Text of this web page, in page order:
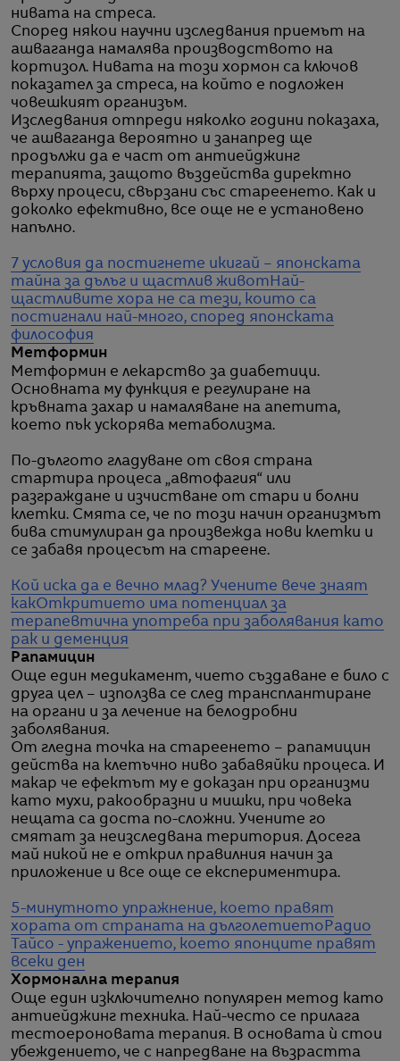
нивата на стреса.
Според някои научни изследвания приемът на
ашваганда намалява производството на
кортизол. Нивата на този хормон са ключов
показател за стреса, на който е подложен
човешкият организъм.
Изследвания отпреди няколко години показаха,
че ашваганда вероятно и занапред ще
продължи да е част от антиейджинг
терапията, защото въздейства директно
върху процеси, свързани със стареенето. Как и
доколко ефективно, все още не е установено
напълно.
7 условия да постигнете икигай – японската
тайна за дълъг и щастлив живот Най-
щастливите хора не са тези, които са
постигнали най-много, според японската
философия
Метформин
Метформин е лекарство за диабетици.
Основната му функция е регулиране на
кръвната захар и намаляване на апетита,
което пък ускорява метаболизма.
По-дългото гладуване от своя страна
стартира процеса „автофагия“ или
разграждане и изчистване от стари и болни
клетки. Смята се, че по този начин организмът
бива стимулиран да произвежда нови клетки и
се забавя процесът на стареене.
Кой иска да е вечно млад? Учените вече знаят
какОткритието има потенциал за
терапевтична употреба при заболявания като
рак и деменция
Рапамицин
Още един медикамент, чието създаване е било с
друга цел – използва се след трансплантиране
на органи и за лечение на белодробни
заболявания.
От гледна точка на стареенето – рапамицин
действа на клетъчно ниво забавяйки процеса. И
макар че ефектът му е доказан при организми
като мухи, ракообразни и мишки, при човека
нещата са доста по-сложни. Учените го
смятат за неизследвана територия. Досега
май никой не е открил правилния начин за
приложение и все още се експериментира.
5-минутното упражнение, което правят
хората от страната на дълголетието Радио
Тайсо - упражението, което японците правят
всеки ден
Хормонална терапия
Още един изключително популярен метод като
антиейджинг техника. Най-често се прилага
тестоероновата терапия. В основата ѝ стои
убеждението, че с напредване на възрастта